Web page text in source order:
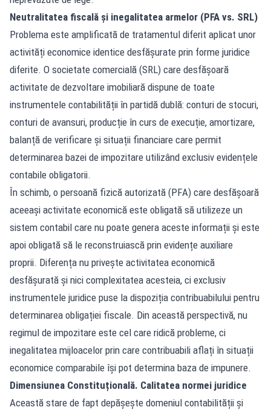
Neutralitatea fiscală și inegalitatea armelor (PFA vs. SRL)
Problema este amplificată de tratamentul diferit aplicat unor
activități economice identice desfășurate prin forme juridice
diferite. O societate comercială (SRL) care desfășoară
activitate de dezvoltare imobiliară dispune de toate
instrumentele contabilității în partidă dublă: conturi de stocuri,
conturi de avansuri, producție în curs de execuție, amortizare,
balanță de verificare și situații financiare care permit
determinarea bazei de impozitare utilizând exclusiv evidențele
contabile obligatorii.
În schimb, o persoană fizică autorizată (PFA) care desfășoară
aceeași activitate economică este obligată să utilizeze un
sistem contabil care nu poate genera aceste informații și este
apoi obligată să le reconstruiască prin evidențe auxiliare
proprii. Diferența nu privește activitatea economică
desfășurată și nici complexitatea acesteia, ci exclusiv
instrumentele juridice puse la dispoziția contribuabilului pentru
determinarea obligației fiscale. Din această perspectivă, nu
regimul de impozitare este cel care ridică probleme, ci
inegalitatea mijloacelor prin care contribuabili aflați în situații
economice comparabile își pot determina baza de impunere.
Dimensiunea Constituțională. Calitatea normei juridice
Această stare de fapt depășește domeniul contabilității și